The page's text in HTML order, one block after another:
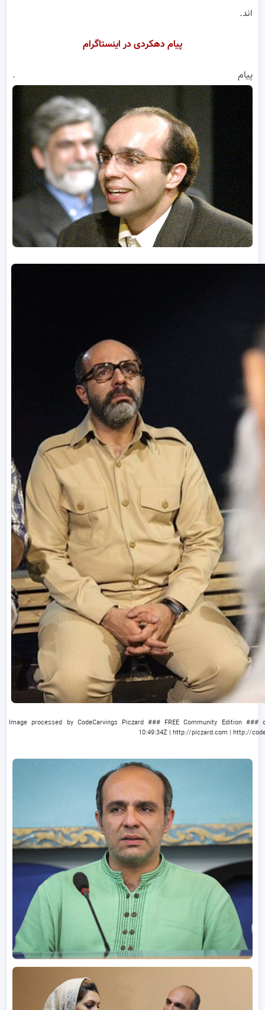
اند.
پیام دهکردی در اینستاگرام
پیام .
Image processed by CodeCarvings Piczard ### FREE Community Edition ###
10:49:34Z | http://piczard.com | http://